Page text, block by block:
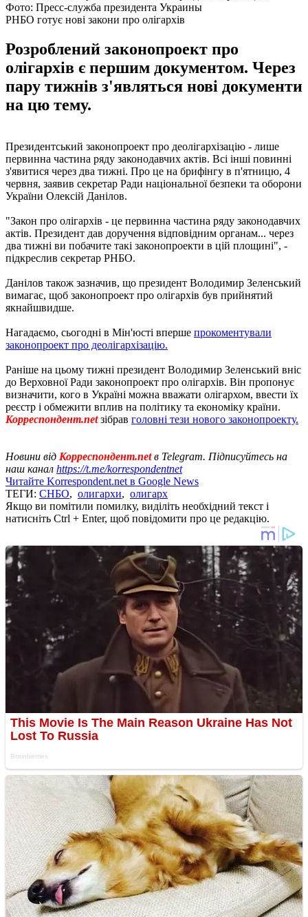
Фото: Пресс-служба президента Украины
РНБО готує нові закони про олігархів
Розроблений законопроект про
олігархів є першим документом. Через
пару тижнів з'являться нові документи
на цю тему.
Президентський законопроект про деолігархізацію - лише
первинна частина ряду законодавчих актів. Всі інші повинні
з'явитися через два тижні. Про це на брифінгу в п'ятницю, 4
червня, заявив секретар Ради національної безпеки та оборони
України Олексій Данілов.
"Закон про олігархів - це первинна частина ряду законодавчих
актів. Президент дав доручення відповідним органам... через
два тижні ви побачите такі законопроекти в цій площині", -
підкреслив секретар РНБО.
Данілов також зазначив, що президент Володимир Зеленський
вимагає, щоб законопроект про олігархів був прийнятий
якнайшвидше.
Нагадаємо, сьогодні в Мін'юсті вперше прокоментували
законопроект про деолігархізацію.
Раніше на цьому тижні президент Володимир Зеленський вніс
до Верховної Ради законопроект про олігархів. Він пропонує
визначити, кого в Україні можна вважати олігархом, ввести їх
реєстр і обмежити вплив на політику та економіку країни.
Корреспондент.netзібрав головні тези нового законопроекту.
Новини від Корреспондент.netв Telegram. Підписуйтесь на
наш канал https://t.me/korrespondentnet
Читайте Korrespondent.net в Google News
ТЕГИ: СНБО, олигархи, олигарх
Якщо ви помітили помилку, виділіть необхідний текст і
натисніть Ctrl + Enter, щоб повідомити про це редакцію.